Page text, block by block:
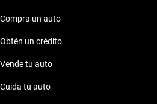
Compra un auto
Obtén un crédito
Vende tu auto
Cuida tu auto